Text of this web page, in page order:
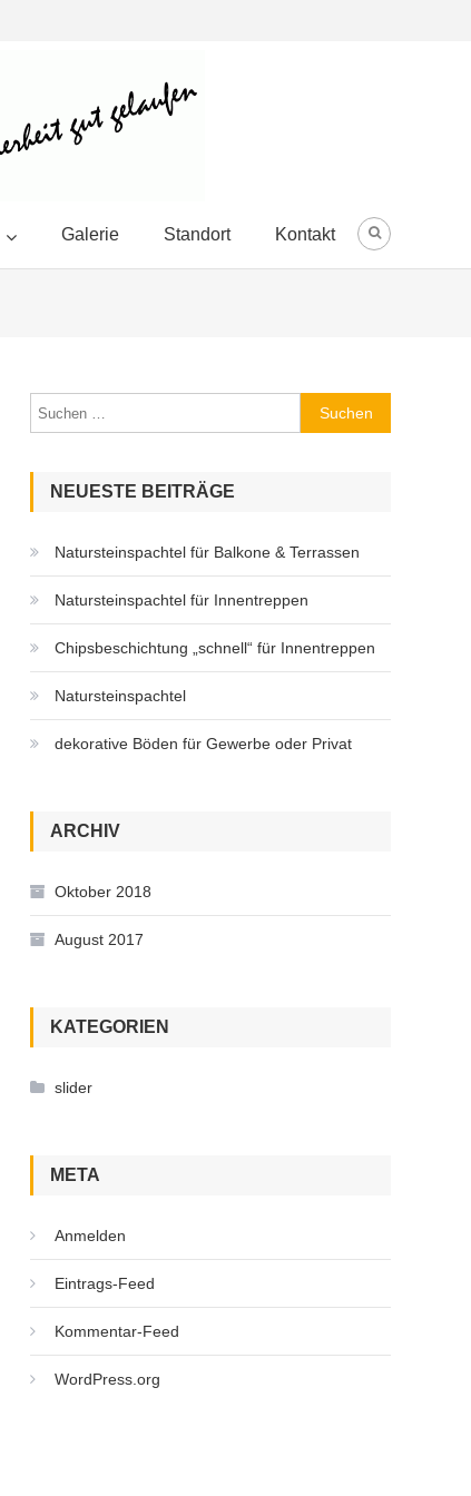
Galerie Standort Kontakt
Suchen
nach:
NEUESTE BEITRÄGE
Natursteinspachtel für Balkone & Terrassen
Natursteinspachtel für Innentreppen
Chipsbeschichtung „schnell“ für Innentreppen
Natursteinspachtel
dekorative Böden für Gewerbe oder Privat
ARCHIV
Oktober 2018
August 2017
KATEGORIEN
slider
META
Anmelden
Eintrags-Feed
Kommentar-Feed
WordPress.org